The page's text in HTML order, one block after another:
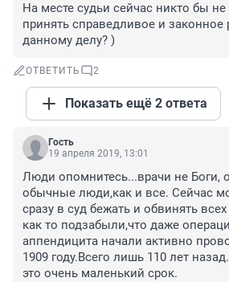
На месте судьи сейчас никто бы не
принять справедливое и законное
данному делу? )
ОТВЕТИТЬ 2
Показать ещё 2 ответа
Гость
19 апреля 2019, 13:01
Люди опомнитесь...врачи не Боги,
обычные люди,как и все. Сейчас
сразу в суд бежать и обвинять
как то подзабыли,что даже
аппендицита начали активно
1909 году.Всего лишь 110 лет
это очень маленький срок.